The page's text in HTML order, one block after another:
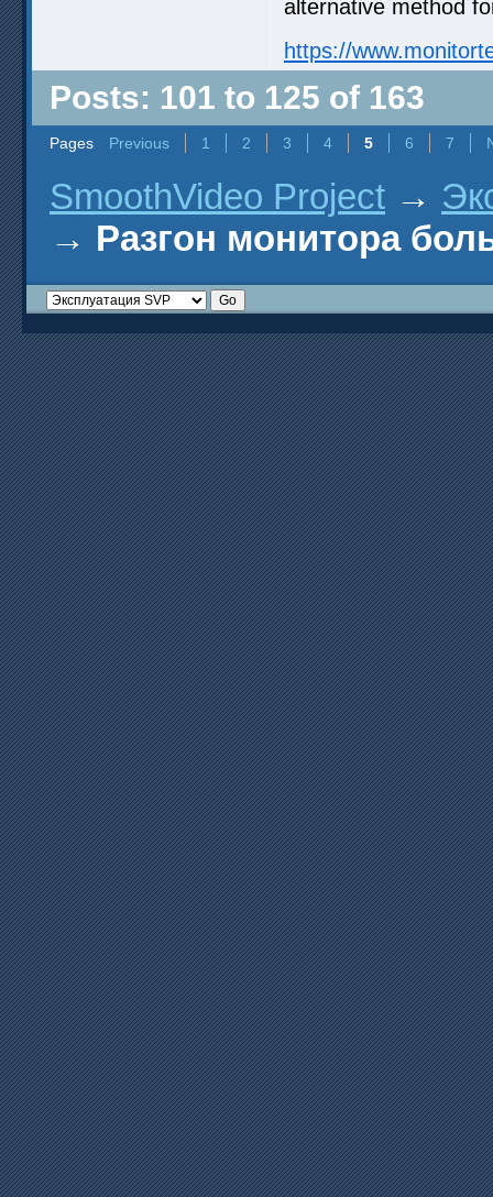
alternative method
https://
Posts: 101 to 125 of 163
Pages Previous 1 2 3 4 5 6 7
SmoothVideo Project →
→ Разгон монитора